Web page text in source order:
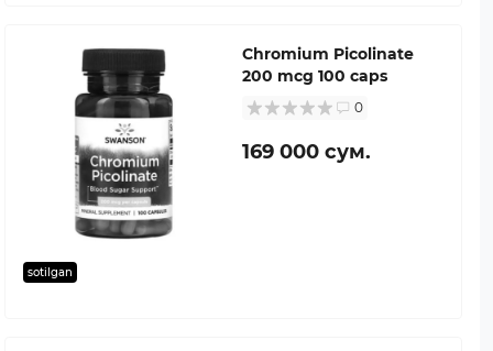
sotilgan
Chromium Picolinate
200 mcg 100 caps
0
169 000 сум.